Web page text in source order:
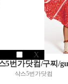
X
5번가닷컴/구찌/
삭스5번가닷컴